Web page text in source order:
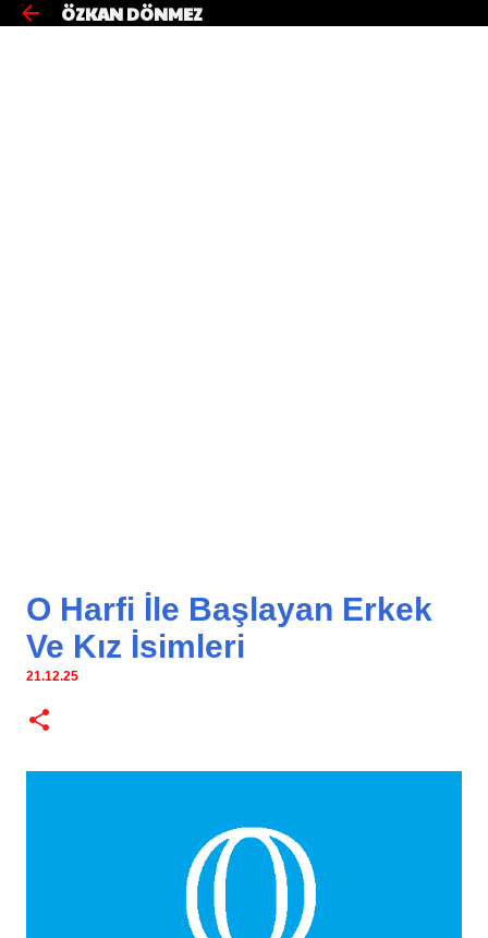
Ana içeriğe atla
ÖZKAN DÖNMEZ
O Harfi İle Başlayan Erkek
Ve Kız İsimleri
21.12.25